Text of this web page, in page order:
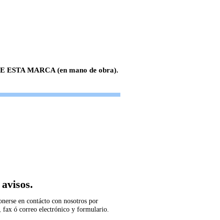
ESTA MARCA (en mano de obra).
en contácto con nosotros por
fax ó correo electrónico y formulario.